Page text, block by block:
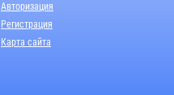
Авторизация
Регистрация
Карта сайта